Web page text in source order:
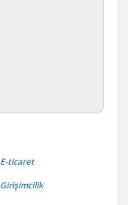
E-ticaret
Girişimcilik